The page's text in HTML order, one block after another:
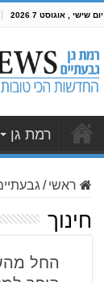
יום שישי , אוגוסט 7 2026
רמת גן
ראשי /
חינוך
החל